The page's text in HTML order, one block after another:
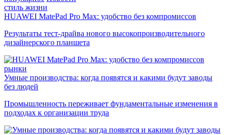
стиль жизни
HUAWEI MatePad Pro Max: удобство без компромиссов
Результаты тест-драйва нового высокопроизводительного
дизайнерского планшета
рынки
Умные производства: когда появятся и какими будут заводы
без людей
Промышленность переживает фундаментальные изменения в
подходах к организации труда